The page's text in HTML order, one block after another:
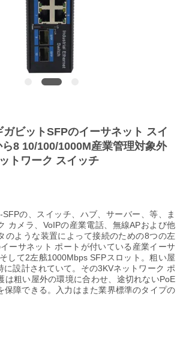
ビットSFPのイーサネット スイ
8 10/100/1000M産業管理対象外
トワーク スイッチ
の、スイッチ、ハブ、サーバー、等、ま
カメラ、VoIPの産業電話、無線APおよび他
のような装置によって接続のための8つの左
ーサネット ポートが付いている産業イーサ
して2左舷1000Mbps SFPスロット。粗い屋
に設計されていて。その3KVネットワーク ポ
は粗い屋外の環境に合わせ、途切れないPoE
保障できる。入力はまた業界標準のタイプの